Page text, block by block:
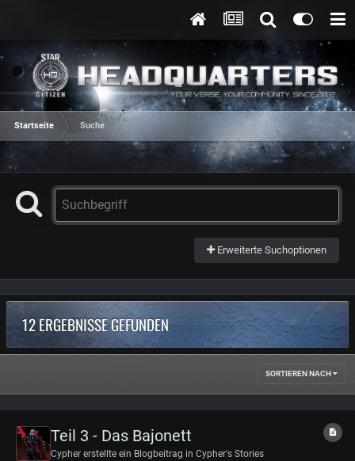
Startseite Suche
Erweiterte Suchoptionen
12 ERGEBNISSE GEFUNDEN
SORTIEREN NACH
Teil 3 - Das Bajonett
Cypher erstellte ein Blogbeitrag in Cypher's Stories